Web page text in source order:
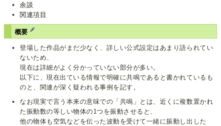
余談
関連項目
概要
登場した作品がまだ少なく、詳しい公式設定はあまり語られてい
ないため、
現在は詳細がよく分かっていない部分が多い。
以下に、現在出ている情報で明確に共鳴であると書かれているも
のと、関連が深く疑われる事例を記す。
なお現実で言う本来の意味での「共鳴」とは、近くに複数置かれ
た振動数の等しい物体の1つを振動させると、
他の物体も空気などを伝った波動を受けて一緒に振動し出した